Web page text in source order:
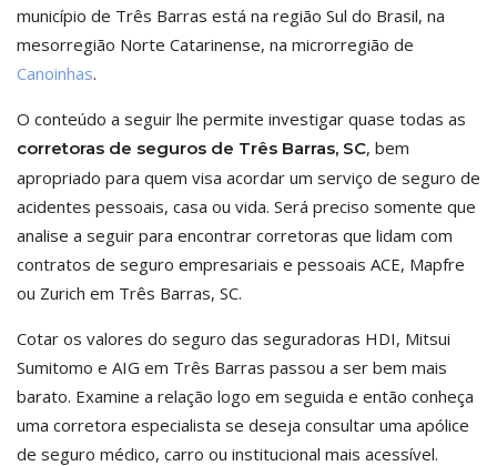
município de Três Barras está na região Sul do Brasil, na
mesorregião Norte Catarinense, na microrregião de
Canoinhas.
O conteúdo a seguir lhe permite investigar quase todas as
corretoras de seguros de Três Barras, SC, bem
apropriado para quem visa acordar um serviço de seguro de
acidentes pessoais, casa ou vida. Será preciso somente que
analise a seguir para encontrar corretoras que lidam com
contratos de seguro empresariais e pessoais ACE, Mapfre
ou Zurich em Três Barras, SC.
Cotar os valores do seguro das seguradoras HDI, Mitsui
Sumitomo e AIG em Três Barras passou a ser bem mais
barato. Examine a relação logo em seguida e então conheça
uma corretora especialista se deseja consultar uma apólice
de seguro médico, carro ou institucional mais acessível.